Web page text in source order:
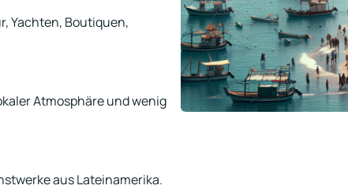
Yachten, Boutiquen,
Atmosphäre und wenig
aus Lateinamerika.